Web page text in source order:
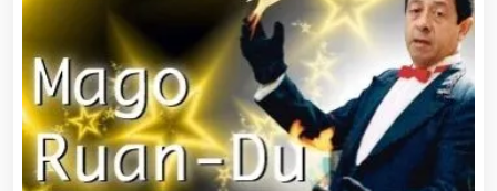
Alquiler de Trajes de Etiqueta
Alta Costura